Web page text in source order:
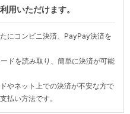
用いただけます。
にコンビニ決済、PayPay決済を
ドを読み取り、簡単に決済が可能
やネット上での決済が不安な方で
払い方法です。